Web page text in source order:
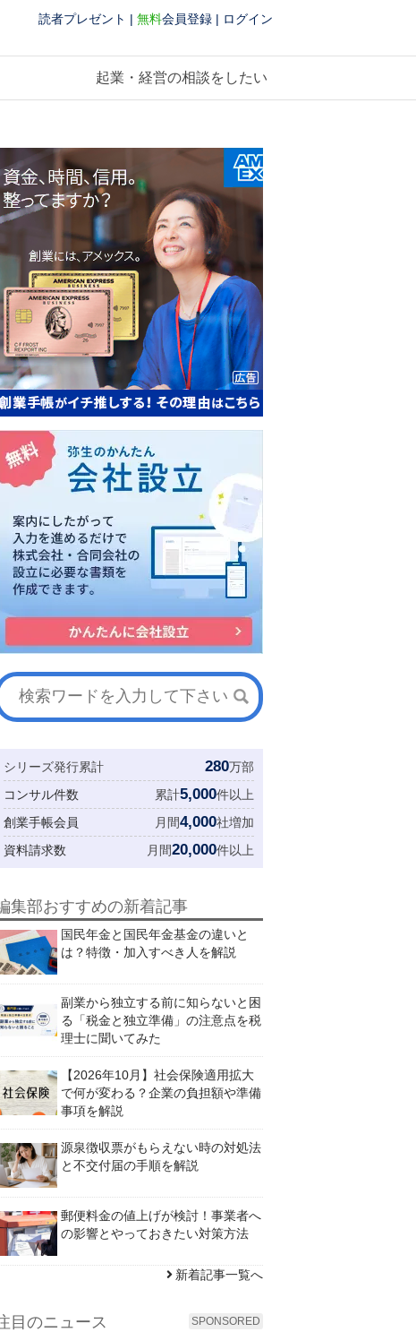
読者プレゼント | 無料会員登録 | ログイン
起業・経営の相談をしたい
シリーズ発行累計 280万部
コンサル件数
累計5,000件以上
創業手帳会員
月間4,000社増加
資料請求数
月間20,000件以上
集部おすすめの新着記事
国民年金と国民年金基金の違いと
は？特徴・加入すべき人を解説
副業から独立する前に知らないと困
る「税金と独立準備」の注意点を税
理士に聞いてみた
【2026年10月】社会保険適用拡大
で何が変わる？企業の負担額や準備
事項を解説
源泉徴収票がもらえない時の対処法
と不交付届の手順を解説
郵便料金の値上げが検討！事業者へ
の影響とやっておきたい対策方法
新着記事一覧へ
目のニュース SPONSORED